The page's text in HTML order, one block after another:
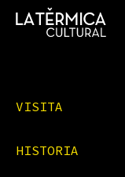
VISITA
HISTORIA